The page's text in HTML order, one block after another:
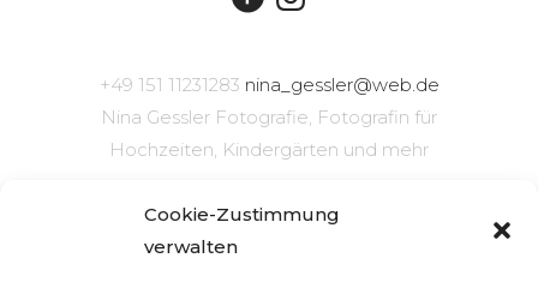
Cookie-Zustimmung
verwalten
+49 151 11231283 nina_gessler@web.de
Nina Gessler Fotografie, Fotografin für
Hochzeiten, Kindergärten und mehr
Impressum|Datenschutz|Cookie-Richtlinie